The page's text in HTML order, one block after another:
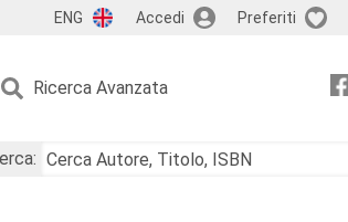
ENG Accedi Preferiti
Ricerca Avanzata